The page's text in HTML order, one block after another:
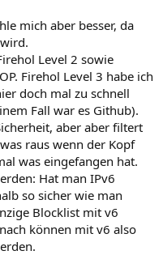
mich aber besser, da
Level 2 sowie
Firehol Level 3 habe ich
doch mal zu schnell
Fall war es Github).
aber aber filtert
raus wenn der Kopf
was eingefangen hat.
Hat man IPv6
so sicher wie man
Blocklist mit v6
können mit v6 also